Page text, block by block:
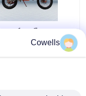
دوچرخه خاکی تک
300 سی سی موتور
Cowells